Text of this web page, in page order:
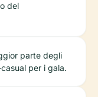
del
parte degli
per i gala.